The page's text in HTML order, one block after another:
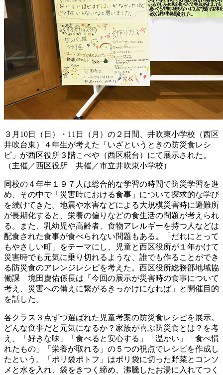
３月10日（日）・11日（月）の２日間、井吹東小学校（西区
井吹台東）４年生が考えた「いざというときの防災食レシ
ピ」が西区役所３階こべや（西区糀台）にて展示された。
（主催／西区役所 共催／市立井吹東小学校）
同校の４年生１９７人は総合的な学習の時間で防災学習を進
め、その中で「災害時における食事」について探求的な学び
を続けてきた。地震や水害などによる大規模災害時に避難所
が長期化すると、栄養の偏りなどの食生活の問題が考えられ
る。また、乳幼児や高齢者、食物アレルギーを持つ人などは
配食された食事が食べられない問題もある。「だれにとって
もやさしい町」をテーマにし、児童と西区役所が１年かけて
災害時でも元気に乗り切れるような、誰でも作ることができ
る防災食のアレンジレシピを考えた。西区役所総務部地域協
働課 境田慶佑係長は「今回の展示が災害時の食事について
考え、災害への備えに繋がるきっかけになれば」と開催目的
を話した。
各クラス３点ずつ選ばれた児童考案の防災食レシピを展示。
どんな食事だと元気になるか？家族が喜ぶ防災食とは？を考
え、「好きな味」「食べると安心する」「温かい」「食べ慣
れたもの」「栄養が取れる」の５つの視点でレシピを作成し
たという。「ポリ袋ポトフ」はポリ袋に切った野菜とコンソ
メと水を入れ、袋をきつく締め、沸騰したお湯に入れてつく